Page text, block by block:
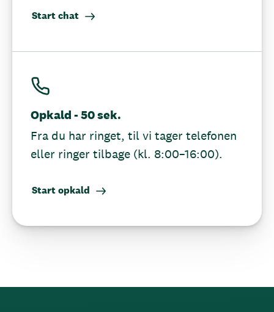
Start chat
Opkald - 50 sek.
Fra du har ringet, til vi tager telefonen
eller ringer tilbage (kl. 8:00–16:00).
Start opkald